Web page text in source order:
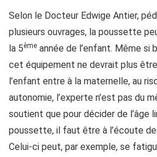
Selon le Docteur Edwige Antier,
plusieurs ouvrages, la poussette
la 5ème année de l’enfant. Même si
cet équipement ne devrait plus
l’enfant entre à la maternelle, au
autonomie, l’experte n’est pas du
soutient que pour décider de l’âge
poussette, il faut être à l’écoute
Celui-ci peut, par exemple, se